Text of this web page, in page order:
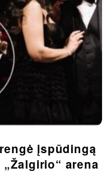
įspūdingą
arena